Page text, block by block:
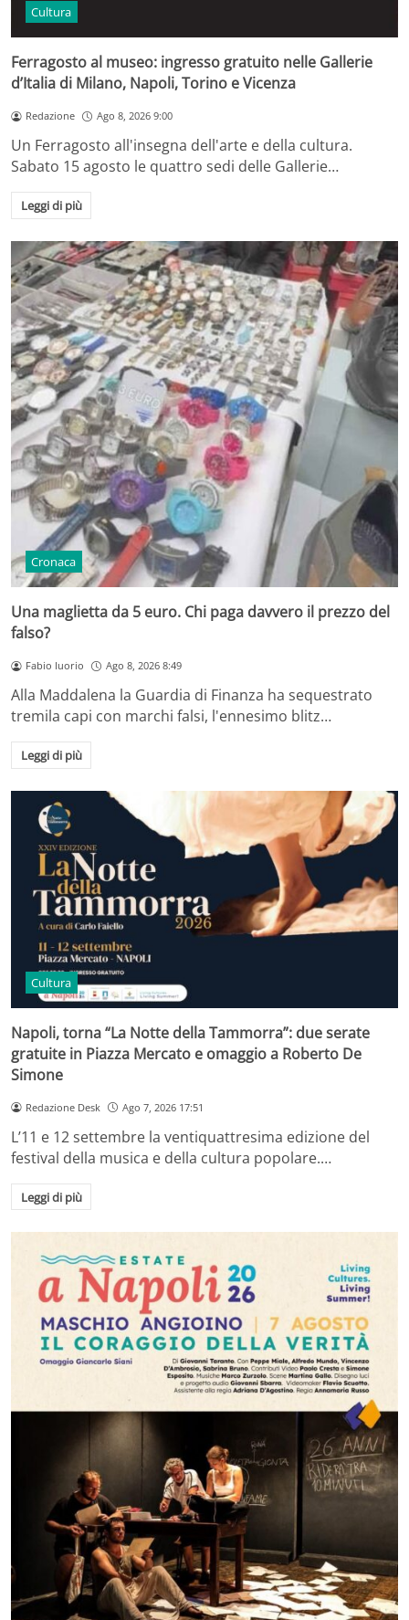
Cultura
Ferragosto al museo: ingresso gratuito nelle Gallerie
d’Italia di Milano, Napoli, Torino e Vicenza
Redazione Ago 8, 2026 9:00
Un Ferragosto all'insegna dell'arte e della cultura.
Sabato 15 agosto le quattro sedi delle Gallerie…
Leggi di più
Cronaca
Una maglietta da 5 euro. Chi paga davvero il prezzo del
falso?
Fabio Iuorio Ago 8, 2026 8:49
Alla Maddalena la Guardia di Finanza ha sequestrato
tremila capi con marchi falsi, l'ennesimo blitz…
Leggi di più
Cultura
Napoli, torna “La Notte della Tammorra”: due serate
gratuite in Piazza Mercato e omaggio a Roberto De
Simone
Redazione Desk Ago 7, 2026 17:51
L’11 e 12 settembre la ventiquattresima edizione del
festival della musica e della cultura popolare.…
Leggi di più